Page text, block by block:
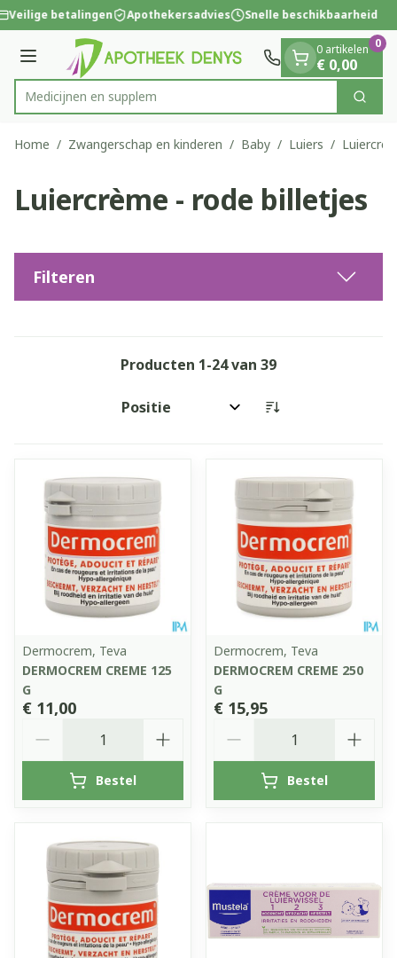
Ga naar de inhoud
1 van 1
Veilige betalingen Apothekersadvies Snelle beschikbaarheid
Menu
Product, merk, categorie...
Me Zoek
0 artikelen
€ 0,00
0
Home / Zwangerschap en kinderen / Baby / Luiers /
Luiercrème - rode billetjes
Filteren
Producten 1-24van 39
Sorteer op:
Dermocrem, Teva
DERMOCREM CREME 125
G
€ 11,00
Bestel
Dermocrem, Teva
DERMOCREM CREME 250
G
€ 15,95
Bestel